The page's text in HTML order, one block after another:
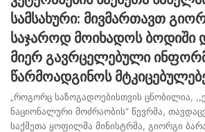
სამსახური: მივმართავთ
საჯაროდ მოიხადოს ბოდიში
მიერ გავრცელებული
წარმოადგინოს
„როგორც საზოგადოებისთვის ცნობილია,
ნაციონალური მოძრაობის” წევრმა,
საქმეთა ყოფილმა მინისტრმა, გიორგი